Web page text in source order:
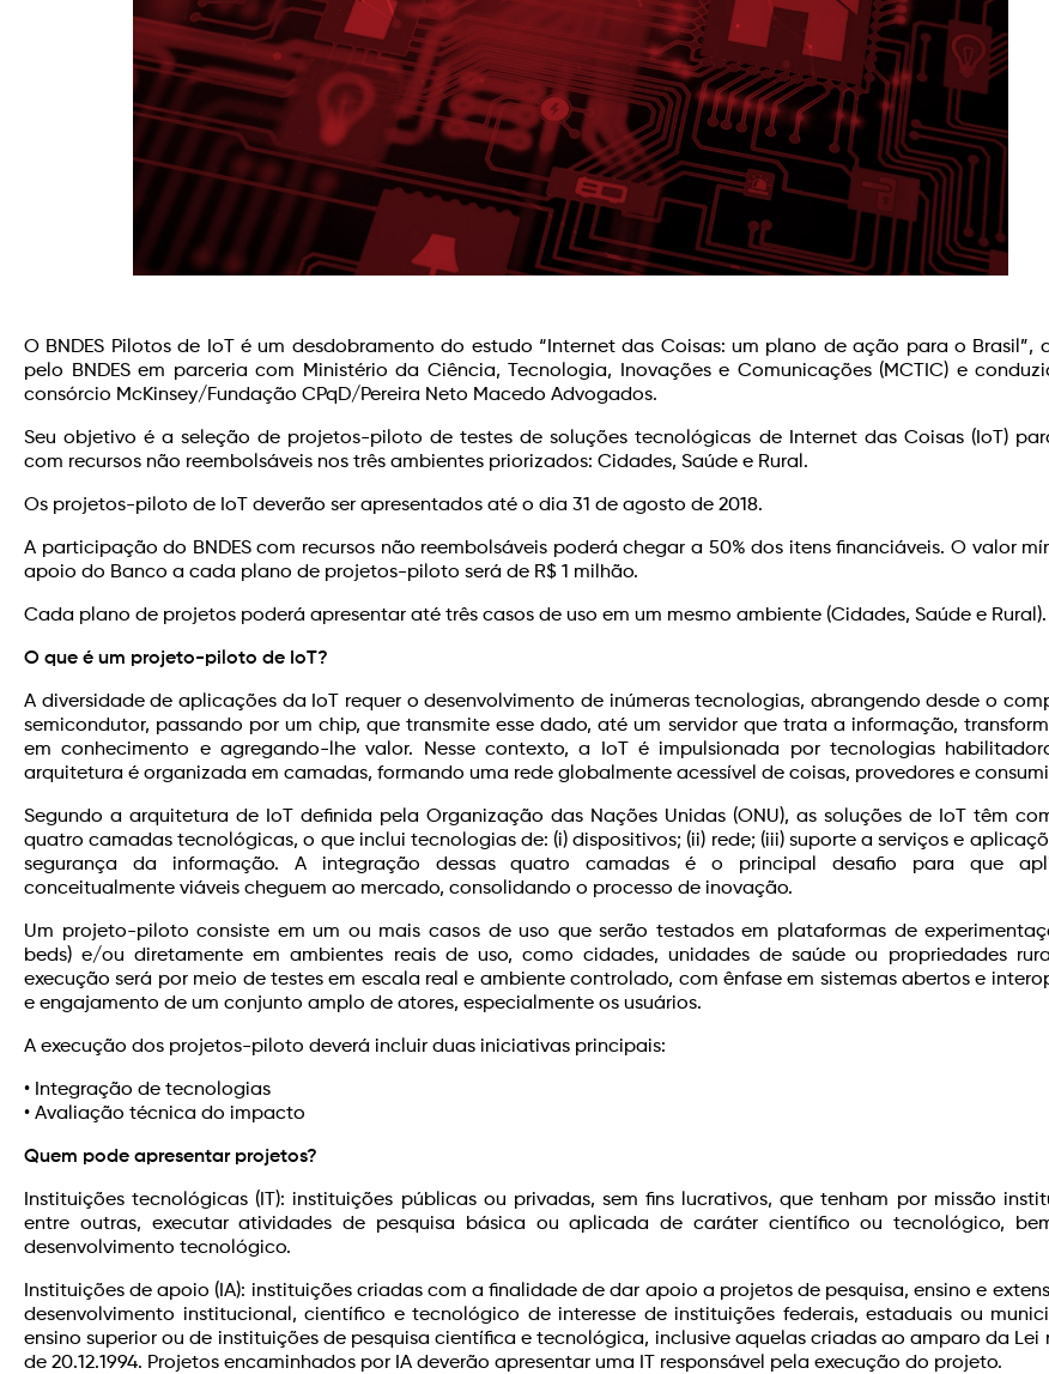
O BNDES Pilotos de IoT é um desdobramento do estudo “Internet das Coisas: um plano de ação para o Brasil”,
pelo BNDES em parceria com Ministério da Ciência, Tecnologia, Inovações e Comunicações (MCTIC) e
consórcio McKinsey/Fundação CPqD/Pereira Neto Macedo Advogados.
Seu objetivo é a seleção de projetos-piloto de testes de soluções tecnológicas de Internet das Coisas (IoT)
com recursos não reembolsáveis nos três ambientes priorizados: Cidades, Saúde e Rural.
Os projetos-piloto de IoT deverão ser apresentados até o dia 31 de agosto de 2018.
A participação do BNDES com recursos não reembolsáveis poderá chegar a 50% dos itens financiáveis. O valor
apoio do Banco a cada plano de projetos-piloto será de R$ 1 milhão.
Cada plano de projetos poderá apresentar até três casos de uso em um mesmo ambiente (Cidades, Saúde e Rural).
O que é um projeto-piloto de IoT?
A diversidade de aplicações da IoT requer o desenvolvimento de inúmeras tecnologias, abrangendo desde o
semicondutor, passando por um chip, que transmite esse dado, até um servidor que trata a informação,
em conhecimento e agregando-lhe valor. Nesse contexto, a IoT é impulsionada por tecnologias
arquitetura é organizada em camadas, formando uma rede globalmente acessível de coisas, provedores e
Segundo a arquitetura de IoT definida pela Organização das Nações Unidas (ONU), as soluções de IoT têm
quatro camadas tecnológicas, o que inclui tecnologias de: (i) dispositivos; (ii) rede; (iii) suporte a serviços e
segurança da informação. A integração dessas quatro camadas é o principal desafio para que
conceitualmente viáveis cheguem ao mercado, consolidando o processo de inovação.
Um projeto-piloto consiste em um ou mais casos de uso que serão testados em plataformas de
beds) e/ou diretamente em ambientes reais de uso, como cidades, unidades de saúde ou propriedades
execução será por meio de testes em escala real e ambiente controlado, com ênfase em sistemas abertos e
e engajamento de um conjunto amplo de atores, especialmente os usuários.
A execução dos projetos-piloto deverá incluir duas iniciativas principais:
• Integração de tecnologias
• Avaliação técnica do impacto
Quem pode apresentar projetos?
Instituições tecnológicas (IT): instituições públicas ou privadas, sem fins lucrativos, que tenham por missão
entre outras, executar atividades de pesquisa básica ou aplicada de caráter científico ou tecnológico,
desenvolvimento tecnológico.
Instituições de apoio (IA): instituições criadas com a finalidade de dar apoio a projetos de pesquisa, ensino e
desenvolvimento institucional, científico e tecnológico de interesse de instituições federais, estaduais ou
ensino superior ou de instituições de pesquisa científica e tecnológica, inclusive aquelas criadas ao amparo da Lei
de 20.12.1994. Projetos encaminhados por IA deverão apresentar uma IT responsável pela execução do projeto.